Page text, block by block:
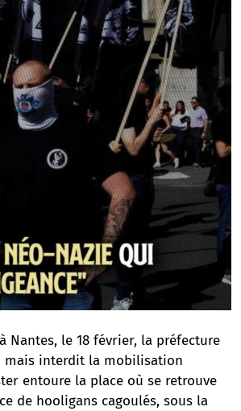
Nantes, le 18 février, la préfecture
mais interdit la mobilisation
entoure la place où se retrouve
de hooligans cagoulés, sous la